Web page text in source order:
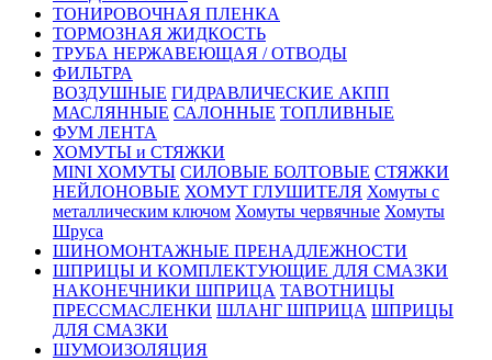
ТОНИРОВОЧНАЯ ПЛЕНКА
ТОРМОЗНАЯ ЖИДКОСТЬ
ТРУБА НЕРЖАВЕЮЩАЯ / ОТВОДЫ
ФИЛЬТРА
ВОЗДУШНЫЕ ГИДРАВЛИЧЕСКИЕ АКПП
МАСЛЯННЫЕ САЛОННЫЕ ТОПЛИВНЫЕ
ФУМ ЛЕНТА
ХОМУТЫ и СТЯЖКИ
MINI ХОМУТЫ СИЛОВЫЕ БОЛТОВЫЕ СТЯЖКИ
НЕЙЛОНОВЫЕ ХОМУТ ГЛУШИТЕЛЯ Хомуты с
металлическим ключом Хомуты червячные Хомуты
Шруса
ШИНОМОНТАЖНЫЕ ПРЕНАДЛЕЖНОСТИ
ШПРИЦЫ И КОМПЛЕКТУЮЩИЕ ДЛЯ СМАЗКИ
НАКОНЕЧНИКИ ШПРИЦА ТАВОТНИЦЫ
ПРЕССМАСЛЕНКИ ШЛАНГ ШПРИЦА ШПРИЦЫ
ДЛЯ СМАЗКИ
ШУМОИЗОЛЯЦИЯ